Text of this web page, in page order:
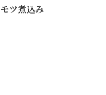
モツ煮込み